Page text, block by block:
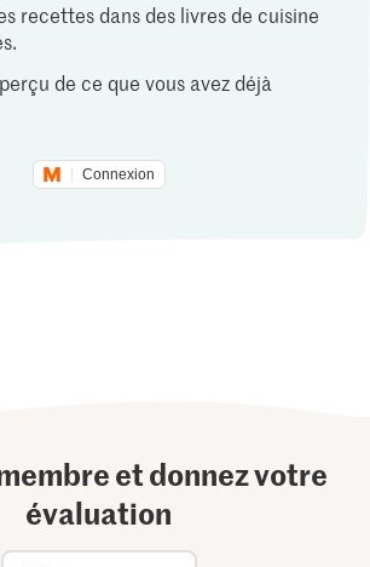
recettes dans des livres de cuisine
de ce que vous avez déjà
Connexion
et donnez votre
évaluation